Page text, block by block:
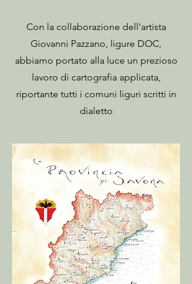
Con la collaborazione dell'artista
Giovanni Pazzano, ligure DOC,
abbiamo portato alla luce un prezioso
lavoro di cartografia applicata,
riportante tutti i comuni liguri scritti in
dialetto